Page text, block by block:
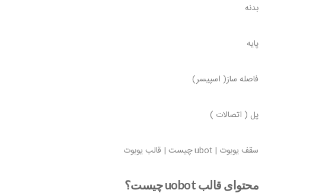
بدنه
پایه
فاصله ساز( اسپیسر)
پل ( اتصالات )
سقف یوبوت | ubot چیست | قالب یوبوت
محتوای قالب uobotچیست؟